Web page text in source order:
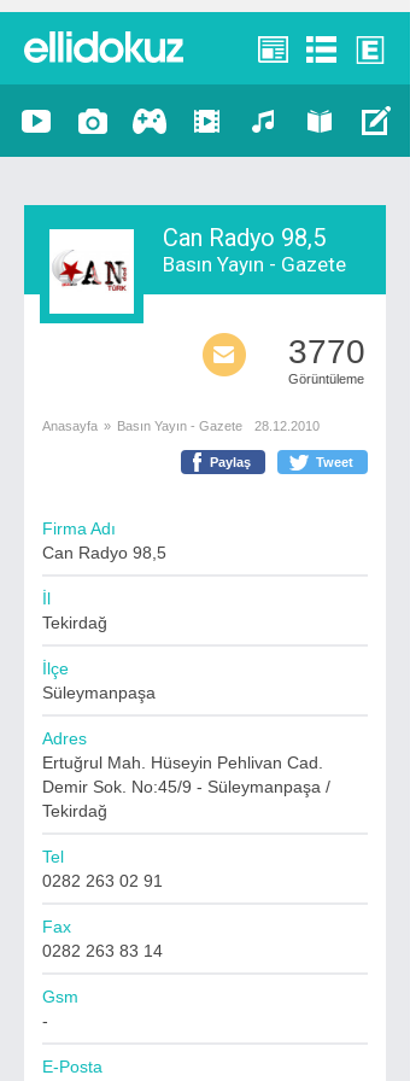
Can Radyo 98,5
Basın Yayın - Gazete
3770
Görüntüleme
Anasayfa » Basın Yayın - Gazete 28.12.2010
Paylaş Tweet
Firma Adı
Can Radyo 98,5
İl
Tekirdağ
İlçe
Süleymanpaşa
Adres
Ertuğrul Mah. Hüseyin Pehlivan Cad.
Demir Sok. No:45/9 - Süleymanpaşa /
Tekirdağ
Tel
0282 263 02 91
Fax
0282 263 83 14
Gsm
-
E-Posta